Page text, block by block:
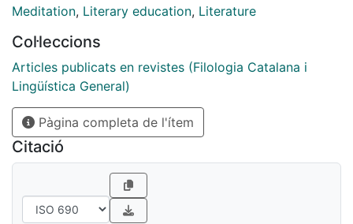
Meditation, Literary education, Literature
Col·leccions
Articles publicats en revistes (Filologia Catalana i
Lingüística General)
Pàgina completa de l'ítem
Citació